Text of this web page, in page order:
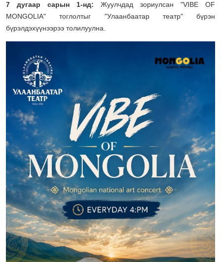
7 дугаар сарын 1-нд: Жуулчдад зориулсан "VIBE OF
MONGOLIA" тоглолтыг "Улаанбаатар театр" бүрэн
бүрэлдэхүүнээрээ толилуулна.